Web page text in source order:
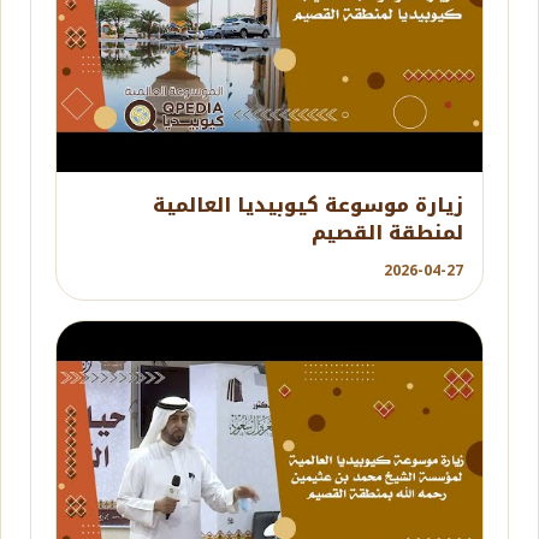
زيارة موسوعة كيوبيديا العالمية
لمنطقة القصيم
2026-04-27